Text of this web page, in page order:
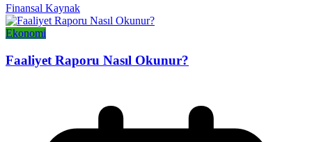
Finansal Kaynak
Ekonomi
Faaliyet Raporu Nasıl Okunur?